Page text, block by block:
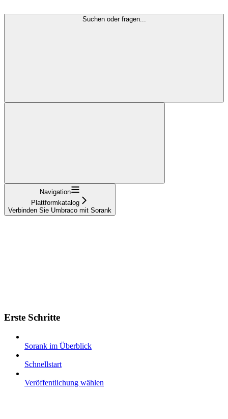
Suchen oder fragen...
Navigation
Plattformkatalog
Verbinden Sie Umbraco mit Sorank
Erste Schritte
Sorank im Überblick
Schnellstart
Veröffentlichung wählen